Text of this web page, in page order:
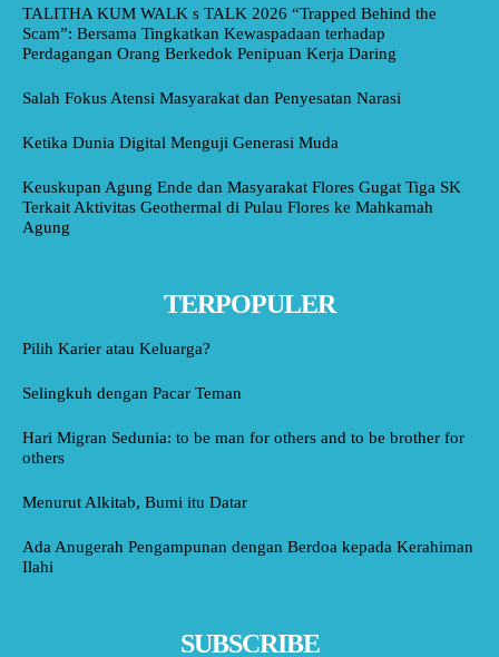
TALITHA KUM WALK s TALK 2026 “Trapped Behind the
Scam”: Bersama Tingkatkan Kewaspadaan terhadap
Perdagangan Orang Berkedok Penipuan Kerja Daring
Salah Fokus Atensi Masyarakat dan Penyesatan Narasi
Ketika Dunia Digital Menguji Generasi Muda
Keuskupan Agung Ende dan Masyarakat Flores Gugat Tiga SK
Terkait Aktivitas Geothermal di Pulau Flores ke Mahkamah
Agung
TERPOPULER
Pilih Karier atau Keluarga?
Selingkuh dengan Pacar Teman
Hari Migran Sedunia: to be man for others and to be brother for
others
Menurut Alkitab, Bumi itu Datar
Ada Anugerah Pengampunan dengan Berdoa kepada Kerahiman
Ilahi
SUBSCRIBE